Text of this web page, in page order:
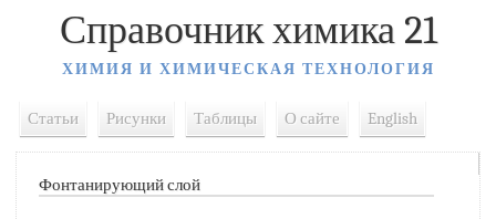
Справочник химика 21
ХИМИЯ И ХИМИЧЕСКАЯ ТЕХНОЛОГИЯ
Статьи Рисунки Таблицы О сайте English
Фонтанирующий слой